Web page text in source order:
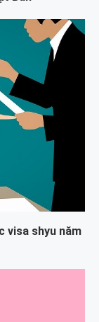
visa shyu năm